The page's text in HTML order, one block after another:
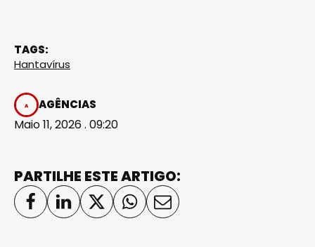
TAGS:
Hantavírus
AGÊNCIAS
Maio 11, 2026 . 09:20
PARTILHE ESTE ARTIGO: